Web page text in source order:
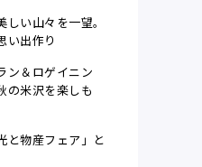
い山々を一望。
い出作り
ン＆ロゲイニン
の米沢を楽しも
と物産フェア」と